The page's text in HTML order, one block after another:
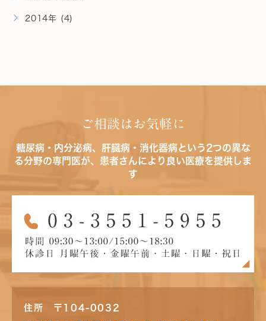
2014年 (4)
ご相談はお気軽に
糖尿病・内分泌病、肝臓病・消化器病という2つの異な
る分野の専門医が、患者さんにより良い医療を提供しま
す
住所 〒104-0032